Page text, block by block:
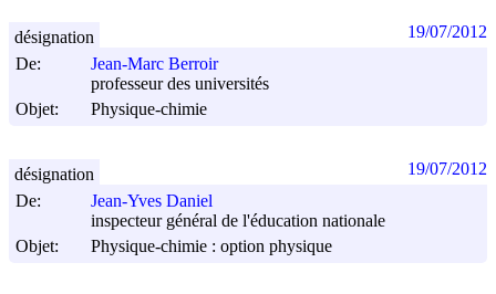
De:
Jean-Marc Berroir
professeur des universités
Objet:
Physique-chimie
désignation 19/07/2012
De:
Jean-Yves Daniel
inspecteur général de l'éducation nationale
Objet:
Physique-chimie : option physique
désignation 19/07/2012